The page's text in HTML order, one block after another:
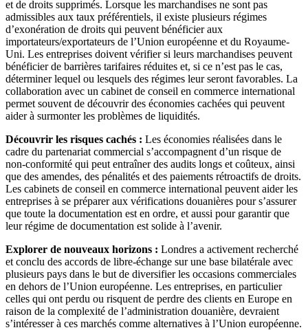
et de droits supprimés. Lorsque les marchandises ne sont pas
admissibles aux taux préférentiels, il existe plusieurs régimes
d’exonération de droits qui peuvent bénéficier aux
importateurs/exportateurs de l’Union européenne et du Royaume-
Uni. Les entreprises doivent vérifier si leurs marchandises peuvent
bénéficier de barrières tarifaires réduites et, si ce n’est pas le cas,
déterminer lequel ou lesquels des régimes leur seront favorables. La
collaboration avec un cabinet de conseil en commerce international
permet souvent de découvrir des économies cachées qui peuvent
aider à surmonter les problèmes de liquidités.
Découvrir les risques cachés : Les économies réalisées dans le
cadre du partenariat commercial s’accompagnent d’un risque de
non-conformité qui peut entraîner des audits longs et coûteux, ainsi
que des amendes, des pénalités et des paiements rétroactifs de droits.
Les cabinets de conseil en commerce international peuvent aider les
entreprises à se préparer aux vérifications douanières pour s’assurer
que toute la documentation est en ordre, et aussi pour garantir que
leur régime de documentation est solide à l’avenir.
Explorer de nouveaux horizons : Londres a activement recherché
et conclu des accords de libre-échange sur une base bilatérale avec
plusieurs pays dans le but de diversifier les occasions commerciales
en dehors de l’Union européenne. Les entreprises, en particulier
celles qui ont perdu ou risquent de perdre des clients en Europe en
raison de la complexité de l’administration douanière, devraient
s’intéresser à ces marchés comme alternatives à l’Union européenne.